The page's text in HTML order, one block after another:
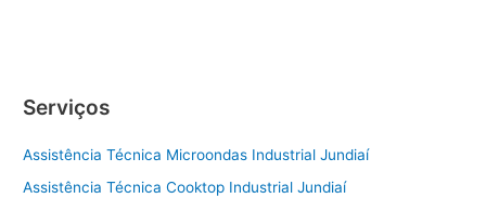
Serviços
Assistência Técnica Microondas Industrial Jundiaí
Assistência Técnica Cooktop Industrial Jundiaí